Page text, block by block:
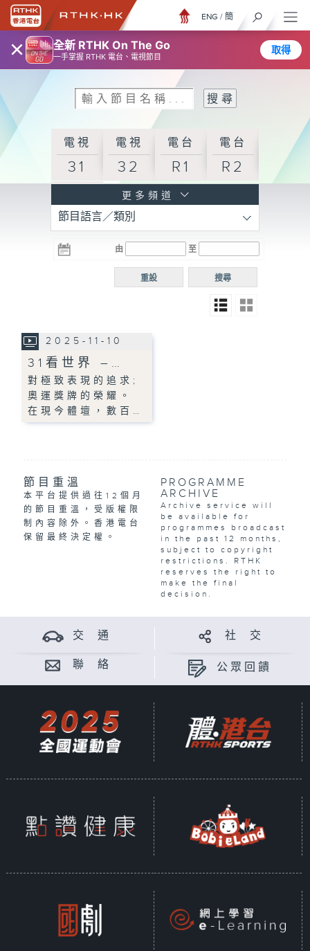
× 全新 RTHK On The Go
一手掌握 RTHK 電台、電視節目
取得
ENG / 簡
電視
31
電視
32
電台
R1
電台
R2
R3
電台 電台
R5
電台
普通
更多頻道
節目語言／類別
由 至
搜尋
重設
2025-11-10
31看世界 –…
對極致表現的追求;
奧運獎牌的榮耀。
在現今體壇，數百…
節目重溫
本平台提供過往12個月
的節目重溫，受版權限
制內容除外。香港電台
保留最終決定權。
PROGRAMME
ARCHIVE
Archive service will
be available for
programmes broadcast
in the past 12 months,
subject to copyright
restrictions. RTHK
reserves the right to
make the final
decision.
交 通 社 交
聯 絡 公眾回饋